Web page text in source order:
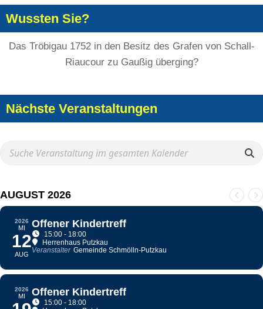
Wussten Sie?
Das Tröbigau 1752 in den Besitz des Grafen von Schall-
Riaucour zu Gaußig überging?
Nächste Veranstaltungen
AUGUST 2026
2026
MI
12
AUG
Offener Kindertreff
15:00 - 18:00
Herrenhaus Putzkau
Veranstalter Gemeinde Schmölln-Putzkau
2026
MI Offener Kindertreff
15:00 - 18:00